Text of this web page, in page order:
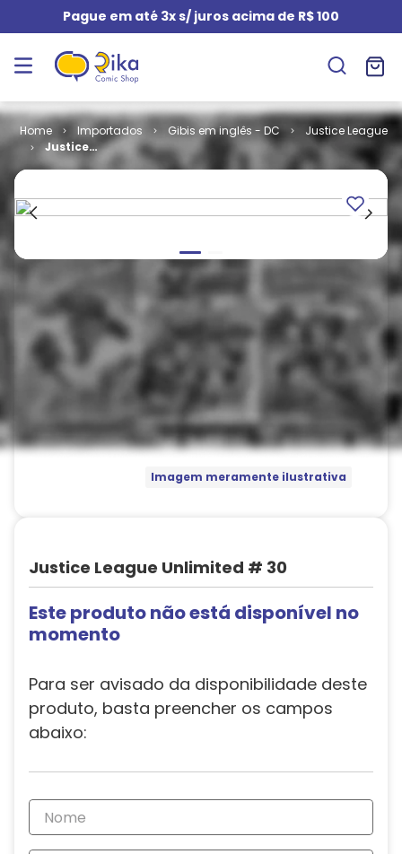
Pague em até 3x s/ juros acima de R$ 100
Importados Gibis em inglês - DC
Justice League
Justice
League
30
Imagem meramente ilustrativa
Justice League Unlimited # 30
Este produto não está disponível no
momento
Para ser avisado da disponibilidade deste
produto, basta preencher os campos
abaixo: